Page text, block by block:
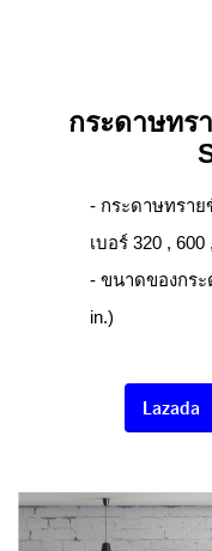
กระดาษทร
- กระดาษทราย
เบอร์ 320 , 600
- ขนาดของกระ
in.)
Lazada